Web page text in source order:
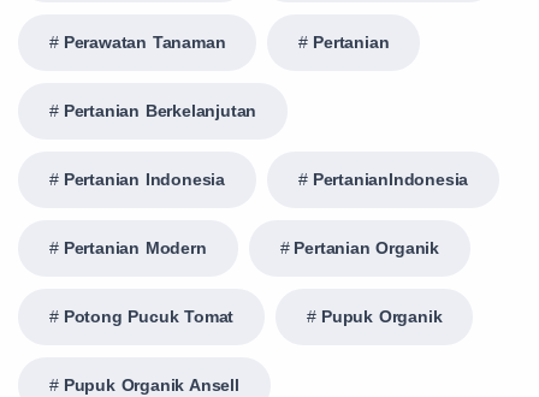
Perawatan Tanaman Pertanian
Pertanian Berkelanjutan
Pertanian Indonesia PertanianIndonesia
Pertanian Modern Pertanian Organik
Potong Pucuk Tomat Pupuk Organik
Pupuk Organik Ansell